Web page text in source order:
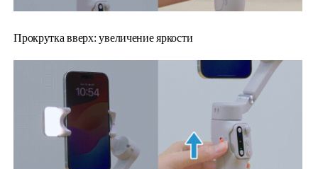
Прокрутка вверх: увеличение яркости